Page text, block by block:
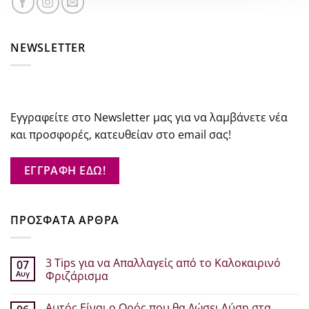
NEWSLETTER
Εγγραφείτε στο Newsletter μας για να λαμβάνετε νέα
και προσφορές, κατευθείαν στο email σας!
ΕΓΓΡΑΦΗ ΕΔΩ!
ΠΡΟΣΦΑΤΑ ΑΡΘΡΑ
07
Αυγ
3 Tips για να Απαλλαγείς από το Καλοκαιρινό
Φριζάρισμα